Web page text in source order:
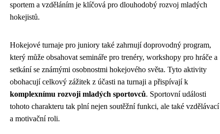
sportem a vzděláním je klíčová pro dlouhodobý rozvoj mladých
hokejistů.
Hokejové turnaje pro juniory také zahrnují doprovodný program,
který může obsahovat semináře pro trenéry, workshopy pro hráče a
setkání se známými osobnostmi hokejového světa. Tyto aktivity
obohacují celkový zážitek z účasti na turnaji a přispívají k
komplexnímu rozvoji mladých sportovců. Sportovní události
tohoto charakteru tak plní nejen soutěžní funkci, ale také vzdělávací
a motivační roli.